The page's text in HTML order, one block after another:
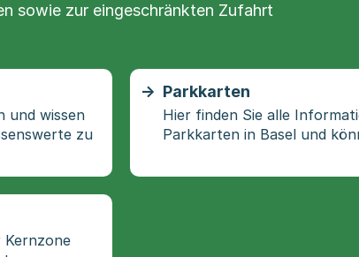
sowie zur eingeschränkten Zufahrt
und wissen
zu
Parkkarten
Hier finden Sie alle
Parkkarten in Basel und
Kernzone